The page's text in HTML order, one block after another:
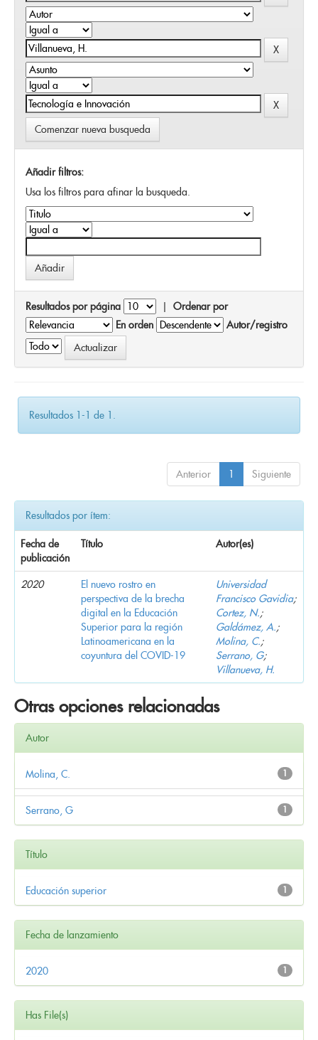
Comenzar nueva busqueda
Añadir filtros:
Usa los filtros para afinar la busqueda.
Resultados por página | Ordenar por
En orden
Autor/registro
Resultados 1-1 de 1.
Anterior 1 Siguiente
Resultados por ítem:
Fecha de
publicación
Título Autor(es)
2020
El nuevo rostro en
perspectiva de la brecha
digital en la Educación
Superior para la región
Latinoamericana en la
coyuntura del COVID-19
Universidad
Francisco Gavidia;
Cortez, N.;
Galdámez, A.;
Molina, C.;
Serrano, G;
Villanueva, H.
Otras opciones relacionadas
Autor
1
Molina, C.
1
Serrano, G
Título
1
Educación superior
Fecha de lanzamiento
1
2020
Has File(s)